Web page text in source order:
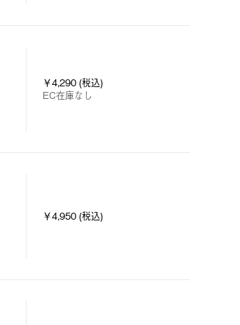
￥4,290 (税込)
EC在庫なし
￥4,950 (税込)